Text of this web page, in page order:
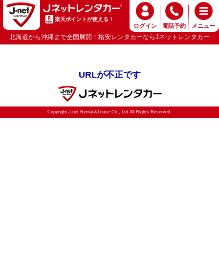
楽天ポイントが使える！
ログイン 電話予約 メニュー
北海道から沖縄まで全国展開！格安レンタカーならJネットレンタカー
URLが不正です
Copyright J-net Rental＆Lease Co., Ltd All Rights Reserved.